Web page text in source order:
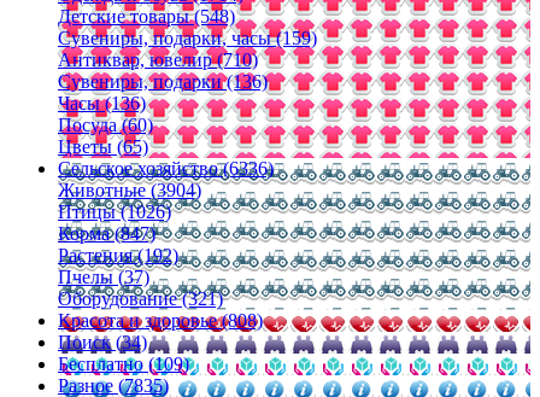
Детские товары (548)
Сувениры, подарки, часы (159)
Антиквар, ювелир (710)
Сувениры, подарки (136)
Часы (136)
Посуда (60)
Цветы (65)
Сельское хозяйство (6336)
Животные (3904)
Птицы (1026)
Корма (847)
Растения (192)
Пчелы (37)
Оборудование (321)
Красота и здоровье (808)
Поиск (34)
Бесплатно (109)
Разное (7835)